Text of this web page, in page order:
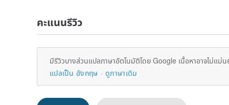
คะแนนรีวิว
มีรีวิวบางส่วนแปลภาษาอัตโนมัติโดย Google เนื้อหาอาจไม่แม่น
แปลเป็น อังกฤษ
ดูภาษาเดิม